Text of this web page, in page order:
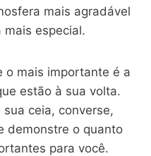
mais agradável
especial.
o mais importante é a
estão à sua volta.
ceia, converse,
demonstre o quanto
para você.